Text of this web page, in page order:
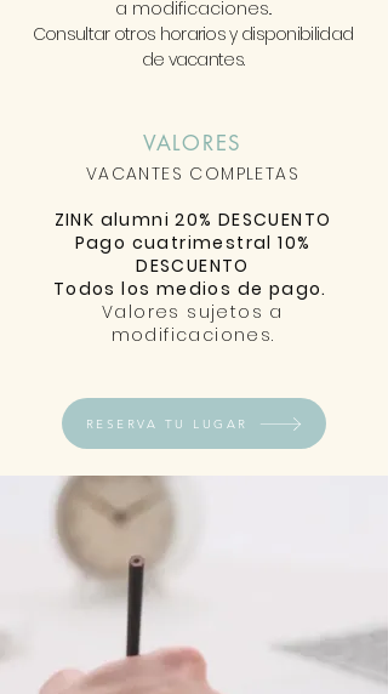
a modificaciones..
Consultar otros horarios y disponibilidad
de vacantes.
VALORES
VACANTES COMPLETAS
ZINK alumni 20% DESCUENTO
Pago cuatrimestral 10%
DESCUENTO
Todos los medios de pago.
Valores sujetos a
modificaciones.
RESERVA TU LUGAR